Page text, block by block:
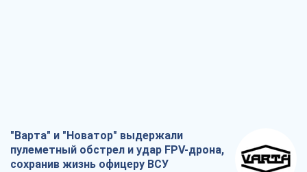
"Варта" и "Новатор" выдержали
пулеметный обстрел и удар FPV-дрона,
сохранив жизнь офицеру ВСУ